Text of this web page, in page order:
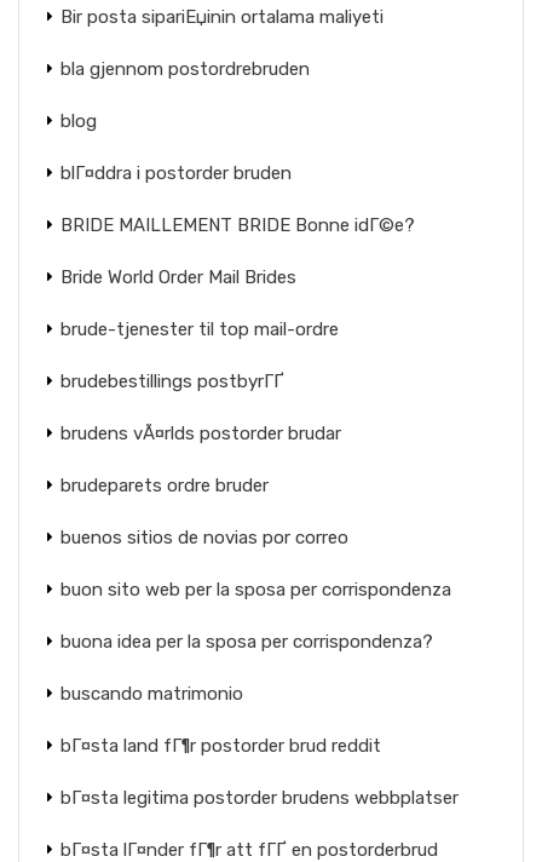
Bir posta sipariЕџinin ortalama maliyeti
bla gjennom postordrebruden
blog
blГ¤ddra i postorder bruden
BRIDE MAILLEMENT BRIDE Bonne idГ©e?
Bride World Order Mail Brides
brude-tjenester til top mail-ordre
brudebestillings postbyrГҐ
brudens vÃ¤rlds postorder brudar
brudeparets ordre bruder
buenos sitios de novias por correo
buon sito web per la sposa per corrispondenza
buona idea per la sposa per corrispondenza?
buscando matrimonio
bГ¤sta land fГ¶r postorder brud reddit
bГ¤sta legitima postorder brudens webbplatser
bГ¤sta lГ¤nder fГ¶r att fГҐ en postorderbrud